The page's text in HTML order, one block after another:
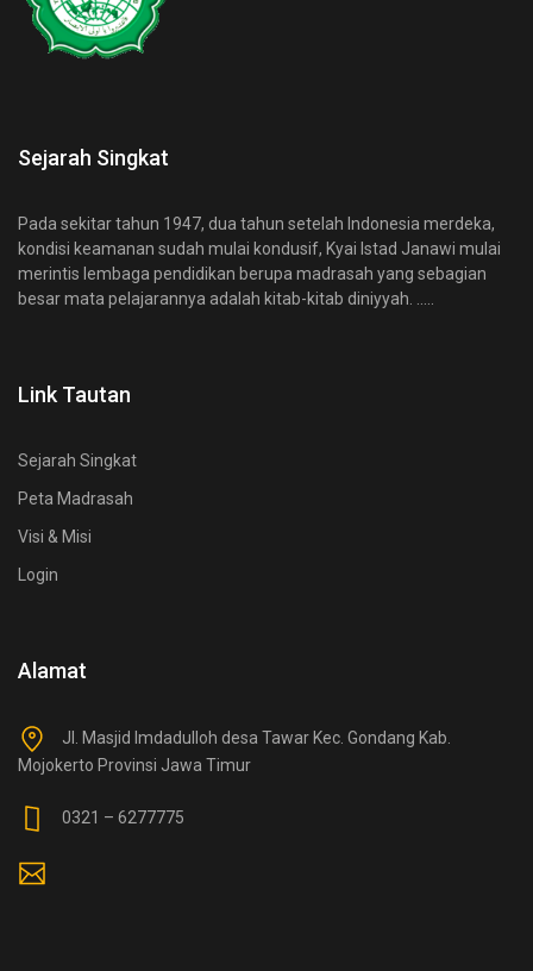
Sejarah Singkat
Pada sekitar tahun 1947, dua tahun setelah Indonesia merdeka,
kondisi keamanan sudah mulai kondusif, Kyai Istad Janawi mulai
merintis lembaga pendidikan berupa madrasah yang sebagian
besar mata pelajarannya adalah kitab-kitab diniyyah. .....
Link Tautan
Sejarah Singkat
Peta Madrasah
Visi & Misi
Login
Alamat
Jl. Masjid Imdadulloh desa Tawar Kec. Gondang Kab.
Mojokerto Provinsi Jawa Timur
0321 – 6277775